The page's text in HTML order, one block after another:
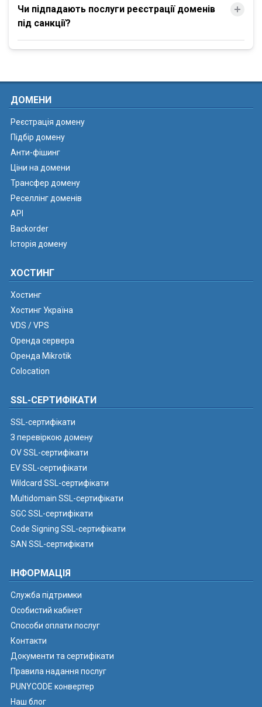
Чи підпадають послуги реєстрації доменів
під санкції?
ДОМЕНИ
Реєстрація домену
Підбір домену
Анти-фішинг
Ціни на домени
Трансфер домену
Реселлінг доменів
API
Backorder
Історія домену
ХОСТИНГ
Хостинг
Хостинг Україна
VDS / VPS
Оренда сервера
Оренда Mikrotik
Colocation
SSL-СЕРТИФІКАТИ
SSL-сертифікати
З перевіркою домену
OV SSL-сертифікати
EV SSL-сертифікати
Wildcard SSL-сертифікати
Multidomain SSL-сертифікати
SGC SSL-сертифікати
Code Signing SSL-сертифікати
SAN SSL-сертифікати
ІНФОРМАЦІЯ
Служба підтримки
Особистий кабінет
Способи оплати послуг
Контакти
Документи та сертифікати
Правила надання послуг
PUNYCODE конвертер
Наш блог